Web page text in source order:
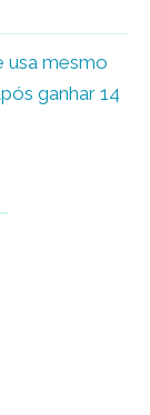
usa mesmo
ganhar 14